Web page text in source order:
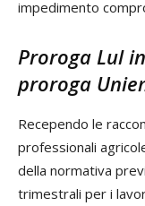
impedimento
Proroga Lul
proroga
Recependo le
professionali
della normativa
trimestrali per i